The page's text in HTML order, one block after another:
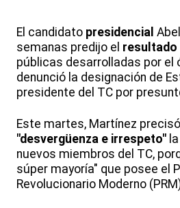
El candidato presidencial
semanas predijo el resultado
públicas desarrolladas por el
denunció la designación de
presidente del TC por
Este martes, Martínez
"desvergüenza e irrespeto"
nuevos miembros del TC,
súper mayoría" que posee el
Revolucionario Moderno